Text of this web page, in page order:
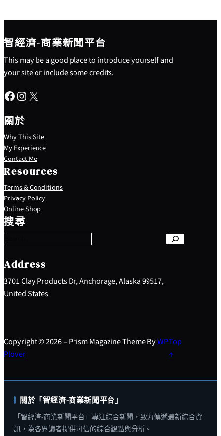
智經濟-商業新聞平台
This may be a good place to introduce yourself and
your site or include some credits.
Facebook Instagram X
關於
Why This Site
My Experience
Contact Me
Resources
Terms & Conditions
Privacy Policy
Online Shop
搜尋
S
e
a
c
h
Address
3701 Clay Products Dr, Anchorage, Alaska 99517,
United States
Copyright © 2026 – Prism Magazine Theme ByWP
Plover
Top
↑
關於「智經濟-商業新聞平台」
「智經濟-商業新聞平台」專注綜合新聞，致力傳遞最新綜合資
訊，為各界讀者提供可信的綜合觀點與分析。